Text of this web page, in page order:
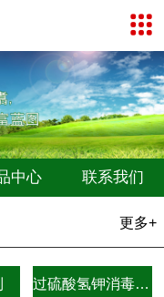
中心 联系我们
更多+
过硫酸氢钾消毒剂系列